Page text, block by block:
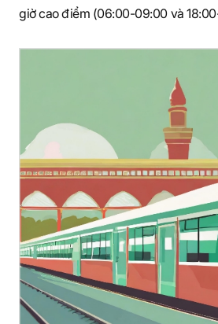
giờ cao điểm (06:00-09:00 và